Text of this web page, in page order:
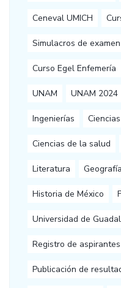
Ceneval UMICH
Simulacros de examen
Curso Egel Enfemería
UNAM UNAM 2024
Ingenierías
Ciencias de la salud
Literatura Geografía
Historia de México
Universidad de
Registro de aspirantes
Publicación de